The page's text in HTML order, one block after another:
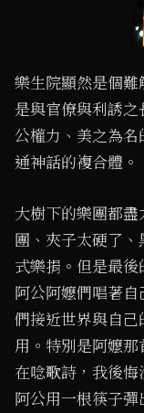
樂生院顯然是個
是與官僚與利誘
公權力、美之為
通神話的複合體。
大樹下的樂團都盡
團、夾子太硬了
式樂捐。但是最後
阿公阿嬤們唱著
們接近世界與自
用。特別是阿嬤
在唸歌詩，我後
阿公用一根筷子